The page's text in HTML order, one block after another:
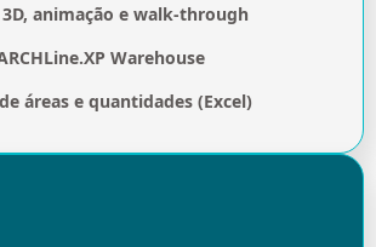
animação e walk-through
Warehouse
áreas e quantidades (Excel)